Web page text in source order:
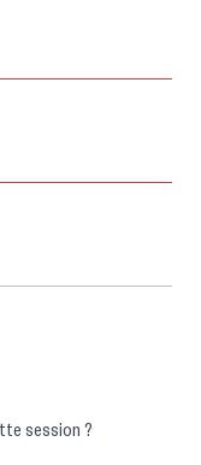
Avez-vous une demande spécifique pour cette session ?